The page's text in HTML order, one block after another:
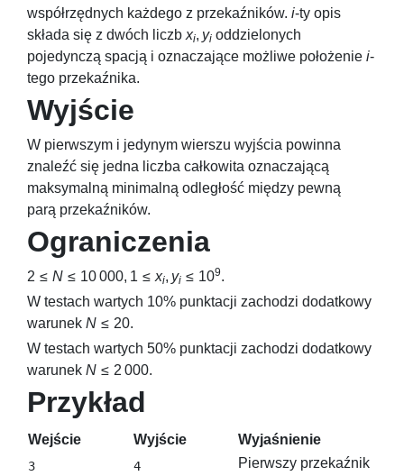
współrzędnych każdego z przekaźników. i-ty opis
składa się z dwóch liczb xi, yi oddzielonych
pojedynczą spacją i oznaczające możliwe położenie i-
tego przekaźnika.
Wyjście
W pierwszym i jedynym wierszu wyjścia powinna
znaleźć się jedna liczba całkowita oznaczającą
maksymalną minimalną odległość między pewną
parą przekaźników.
Ograniczenia
2 ≤ N ≤ 10 000, 1 ≤ xi, yi ≤ 109.
W testach wartych 10% punktacji zachodzi dodatkowy
warunek N ≤ 20.
W testach wartych 50% punktacji zachodzi dodatkowy
warunek N ≤ 2 000.
Przykład
Wejście Wyjście Wyjaśnienie
3 Pierwszy przekaźnik